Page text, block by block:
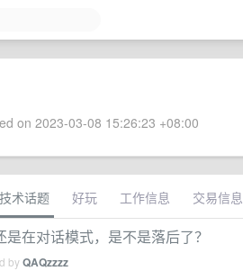
on 2023-03-08 15:26:23 +08:00
技术话题 好玩 工作信息 交易信息
在对话模式，是不是落后了？
byQAQzzzz